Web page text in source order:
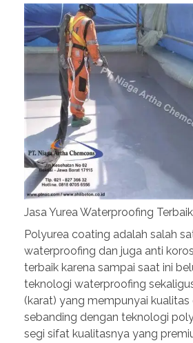
Jasa Yurea Waterproofing Terbaik
Polyurea coating adalah salah
waterproofing dan juga anti
terbaik karena sampai saat ini
teknologi waterproofing
(karat) yang mempunyai kualitas
sebanding dengan teknologi
segi sifat kualitasnya yang